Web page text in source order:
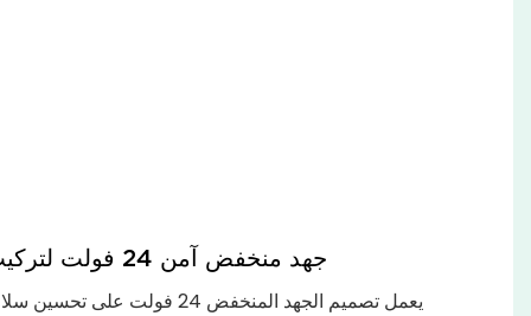
جهد منخفض آمن 24 فولت لتركيب موثوق
يعمل تصميم الجهد المنخفض 24 فولت على